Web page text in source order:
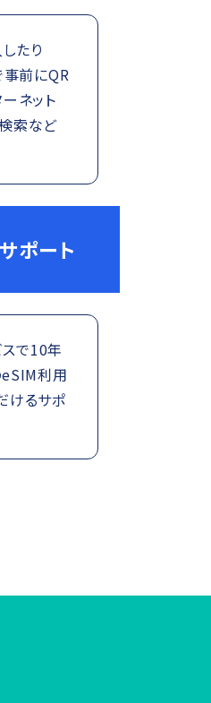
たり
前にQR
ネット
索など
ポート
で10年
利用
けるサポ